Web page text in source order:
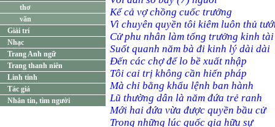
thơ
văn
Giải trí
Nhạc
Trang Anh ngữ
Trang thanh niên
Linh tinh
Tác giả
Nhắn tin, tìm người
Kể cả vợ chồng cuốc trưởng
Vì chuyên quyền tôi kiêm luôn thủ
Cử phu nhân làm tổng trưởng kinh tài
Suốt quanh năm bà đi kinh lý dài dài
Đến các chợ để lo bề xuất nhập
Tôi cai trị không cần hiến pháp
Mà chỉ bằng khẩu lệnh ban hành
Lũ thường dân là năm đứa trẻ ranh
Mới hai đứa vừa được quyền bầu cử
Trong những lúc quốc gia hữu sự